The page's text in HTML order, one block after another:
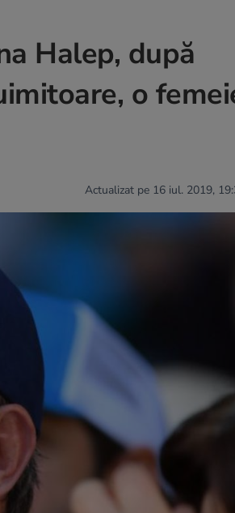
Halep, după
o
Actualizat pe 16 iul. 2019,